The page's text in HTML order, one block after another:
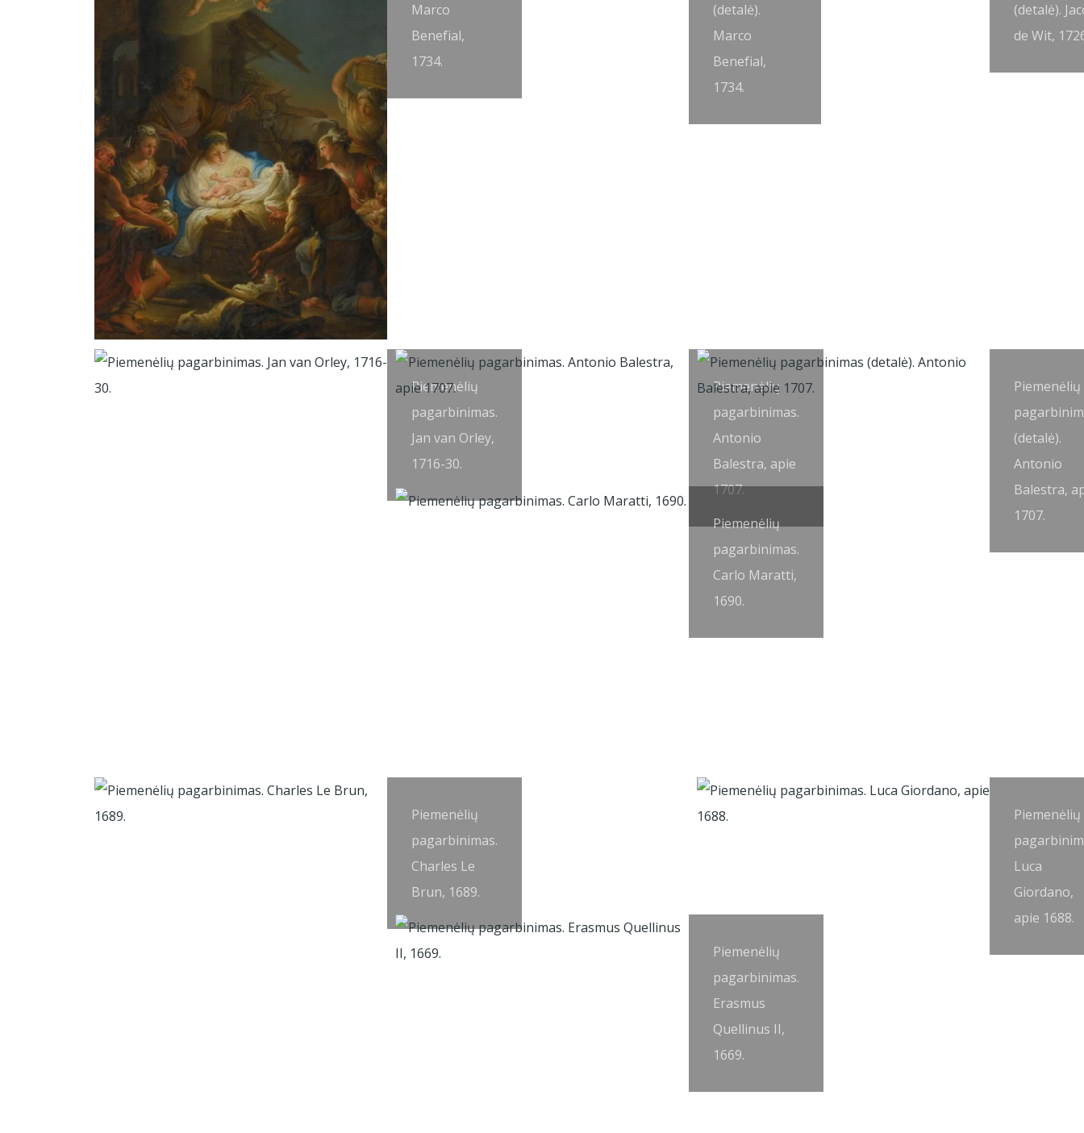
Marco
Benefial,
1734.
(detalė).
Marco
Benefial,
1734.
(detalė).
de Wit,
Piemenėlių
pagarbinimas.
Jan van Orley,
1716-30.
Piemenėlių
pagarbinimas.
Antonio
Balestra, apie
1707.
Piemenėlių
(detalė).
Antonio
Balestra,
1707.
Piemenėlių
pagarbinimas.
Carlo Maratti,
1690.
Piemenėlių
pagarbinimas.
Charles Le
Brun, 1689.
Piemenėlių
Luca
Giordano,
apie 1688.
Piemenėlių
pagarbinimas.
Erasmus
Quellinus II,
1669.